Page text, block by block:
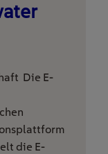
Die E-
die E-